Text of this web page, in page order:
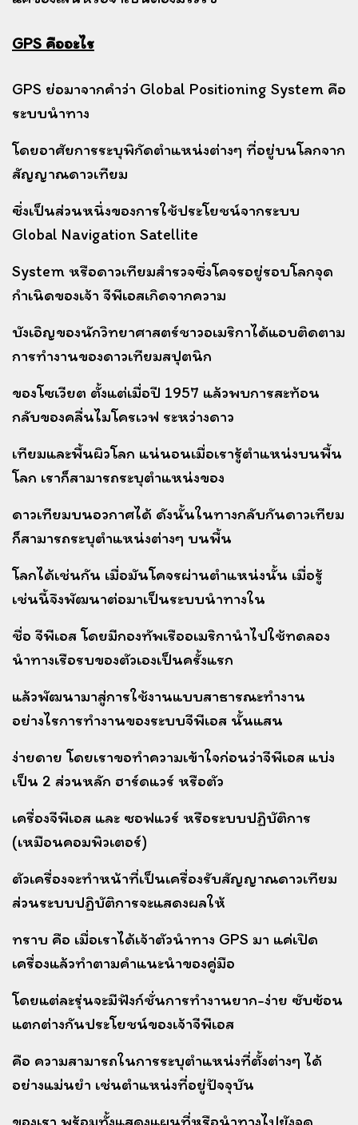
GPS คืออะไร
GPS ย่อมาจากคำว่า Global Positioning System คือ
ระบบนำทาง
โดยอาศัยการระบุพิกัดตำแหน่งต่างๆ ที่อยู่บนโลกจาก
สัญญาณดาวเทียม
ซึ่งเป็นส่วนหนึ่งของการใช้ประโยชน์จากระบบ
Global Navigation Satellite
System หรือดาวเทียมสำรวจซึ่งโคจรอยู่รอบโลกจุด
กำเนิดของเจ้า จีพีเอสเกิดจากความ
บังเอิญของนักวิทยาศาสตร์ชาวอเมริกาได้แอบติดตาม
การทำงานของดาวเทียมสปุตนิก
ของโซเวียต ตั้งแต่เมื่อปี 1957 แล้วพบการสะท้อน
กลับของคลื่นไมโครเวฟ ระหว่างดาว
เทียมและพื้นผิวโลก แน่นอนเมื่อเรารู้ตำแหน่งบนพื้น
โลก เราก็สามารถระบุตำแหน่งของ
ดาวเทียมบนอวกาศได้ ดังนั้นในทางกลับกันดาวเทียม
ก็สามารถระบุตำแหน่งต่างๆ บนพื้น
โลกได้เช่นกัน เมื่อมันโคจรผ่านตำแหน่งนั้น เมื่อรู้
เช่นนี้จึงพัฒนาต่อมาเป็นระบบนำทางใน
ชื่อ จีพีเอส โดยมีกองทัพเรืออเมริกานำไปใช้ทดลอง
นำทางเรือรบของตัวเองเป็นครั้งแรก
แล้วพัฒนามาสู่การใช้งานแบบสาธารณะทำงาน
อย่างไรการทำงานของระบบจีพีเอส นั้นแสน
ง่ายดาย โดยเราขอทำความเข้าใจก่อนว่าจีพีเอส แบ่ง
เป็น 2 ส่วนหลัก ฮาร์ดแวร์ หรือตัว
เครื่องจีพีเอส และ ซอฟแวร์ หรือระบบปฏิบัติการ
(เหมือนคอมพิวเตอร์)
ตัวเครื่องจะทำหน้าที่เป็นเครื่องรับสัญญาณดาวเทียม
ส่วนระบบปฏิบัติการจะแสดงผลให้
ทราบ คือ เมื่อเราได้เจ้าตัวนำทาง GPS มา แค่เปิด
เครื่องแล้วทำตามคำแนะนำของคู่มือ
โดยแต่ละรุ่นจะมีฟังก์ชั่นการทำงานยาก-ง่าย ซับซ้อน
แตกต่างกันประโยชน์ของเจ้าจีพีเอส
คือ ความสามารถในการระบุตำแหน่งที่ตั้งต่างๆ ได้
อย่างแม่นยำ เช่นตำแหน่งที่อยู่ปัจจุบัน
ของเรา พร้อมทั้งแสดงแผนที่หรือนำทางไปยังจุด